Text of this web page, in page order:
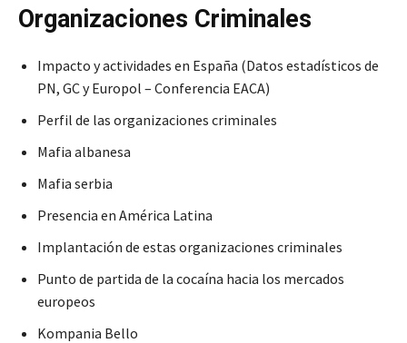
Organizaciones Criminales
Impacto y actividades en España (Datos estadísticos de
PN, GC y Europol – Conferencia EACA)
Perfil de las organizaciones criminales
Mafia albanesa
Mafia serbia
Presencia en América Latina
Implantación de estas organizaciones criminales
Punto de partida de la cocaína hacia los mercados
europeos
Kompania Bello